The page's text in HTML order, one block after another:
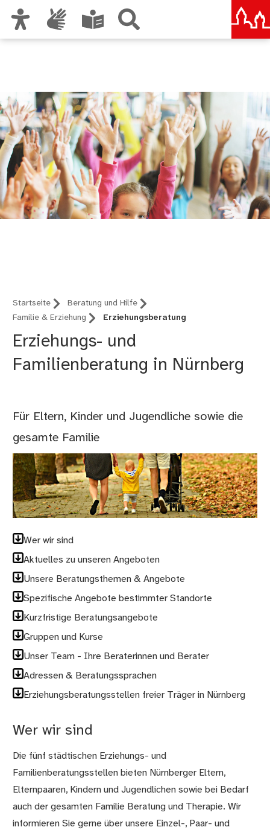
Startseite
Beratung und Hilfe
Familie & Erziehung
Erziehungsberatung
Erziehungs- und
Familienberatung in Nürnberg
Für Eltern, Kinder und Jugendliche sowie die
gesamte Familie
Wer wir sind
Aktuelles zu unseren Angeboten
Unsere Beratungsthemen & Angebote
Spezifische Angebote bestimmter Standorte
Kurzfristige Beratungsangebote
Gruppen und Kurse
Unser Team - Ihre Beraterinnen und Berater
Adressen & Beratungssprachen
Erziehungsberatungsstellen freier Träger in Nürnberg
Wer wir sind
Die fünf städtischen Erziehungs- und
Familienberatungsstellen bieten Nürnberger Eltern,
Elternpaaren, Kindern und Jugendlichen sowie bei Bedarf
auch der gesamten Familie Beratung und Therapie. Wir
informieren Sie gerne über unsere Einzel-, Paar- und